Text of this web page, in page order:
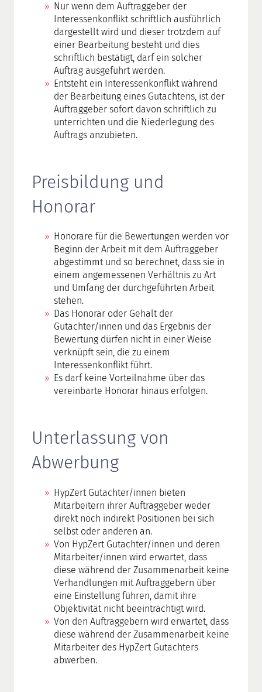
Nur wenn dem Auftraggeber der
Interessenkonflikt schriftlich ausführlich
dargestellt wird und dieser trotzdem auf
einer Bearbeitung besteht und dies
schriftlich bestätigt, darf ein solcher
Auftrag ausgeführt werden.
Entsteht ein Interessenkonflikt während
der Bearbeitung eines Gutachtens, ist der
Auftraggeber sofort davon schriftlich zu
unterrichten und die Niederlegung des
Auftrags anzubieten.
Preisbildung und
Honorar
Honorare für die Bewertungen werden vor
Beginn der Arbeit mit dem Auftraggeber
abgestimmt und so berechnet, dass sie in
einem angemessenen Verhältnis zu Art
und Umfang der durchgeführten Arbeit
stehen.
Das Honorar oder Gehalt der
Gutachter/innen und das Ergebnis der
Bewertung dürfen nicht in einer Weise
verknüpft sein, die zu einem
Interessenkonflikt führt.
Es darf keine Vorteilnahme über das
vereinbarte Honorar hinaus erfolgen.
Unterlassung von
Abwerbung
HypZert Gutachter/innen bieten
Mitarbeitern ihrer Auftraggeber weder
direkt noch indirekt Positionen bei sich
selbst oder anderen an.
Von HypZert Gutachter/innen und deren
Mitarbeiter/innen wird erwartet, dass
diese während der Zusammenarbeit keine
Verhandlungen mit Auftraggebern über
eine Einstellung führen, damit ihre
Objektivität nicht beeinträchtigt wird.
Von den Auftraggebern wird erwartet, dass
diese während der Zusammenarbeit keine
Mitarbeiter des HypZert Gutachters
abwerben.